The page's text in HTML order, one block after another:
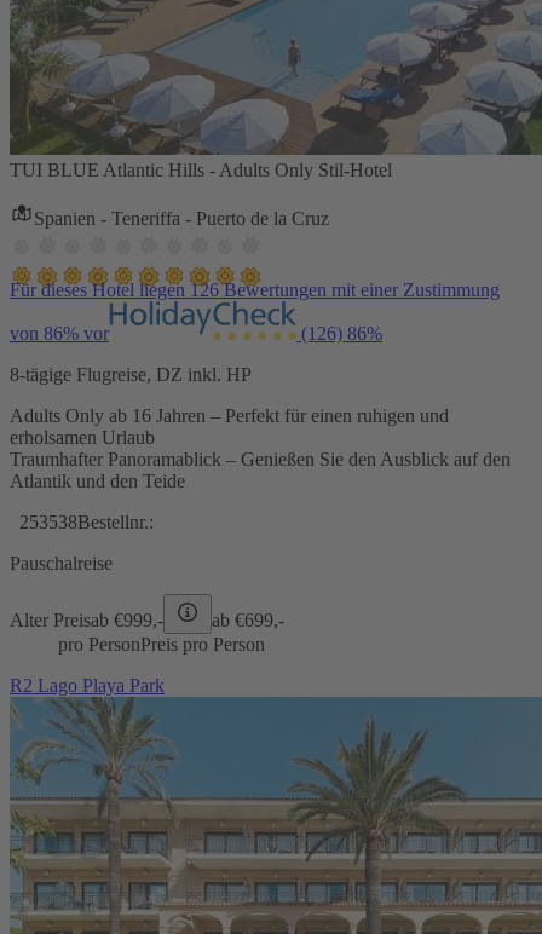
TUI BLUE Atlantic Hills - Adults Only Stil-Hotel
Spanien - Teneriffa - Puerto de la Cruz
Für dieses Hotel liegen 126 Bewertungen mit einer Zustimmung
von 86% vor (126) 86%
8-tägige Flugreise, DZ inkl. HP
Adults Only ab 16 Jahren – Perfekt für einen ruhigen und
erholsamen Urlaub
Traumhafter Panoramablick – Genießen Sie den Ausblick auf den
Atlantik und den Teide
253538Bestellnr.:
Pauschalreise
Alter Preisab €999,- ab €699,-
pro PersonPreis pro Person
R2 Lago Playa Park